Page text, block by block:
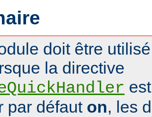
doit être
la directive
par défaut on, les